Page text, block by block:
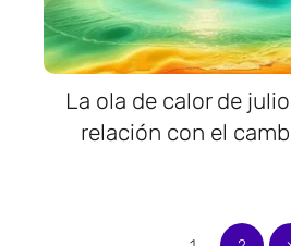
La ola de calor de
relación con el